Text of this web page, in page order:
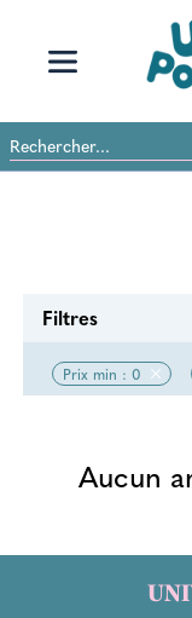
Filtres
Prix min : 0
Aucun